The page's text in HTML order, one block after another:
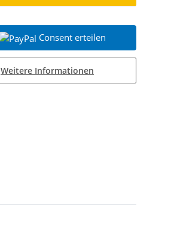
Consent erteilen
Weitere Informationen